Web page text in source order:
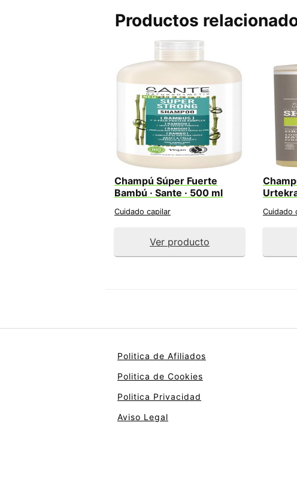
Productos
Champú Súper Fuerte
Bambú · Sante · 500 ml
Cuidado capilar
Ver producto
Cuidado
Politica de Afiliados
Politica de Cookies
Politica Privacidad
Aviso Legal